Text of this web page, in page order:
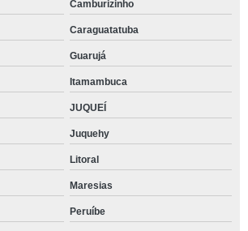
Camburizinho
Caraguatatuba
Guarujá
Itamambuca
JUQUEÍ
Juquehy
Litoral
Maresias
Peruíbe